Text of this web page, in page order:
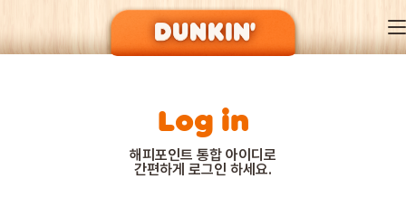
DUNKIN’ OF SEASON
Log in
해피포인트 통합 아이디로
간편하게 로그인 하세요.